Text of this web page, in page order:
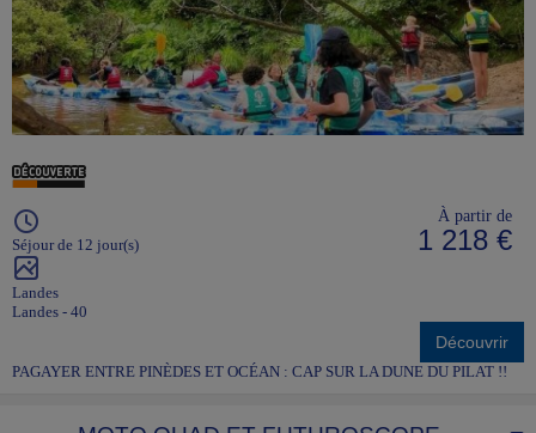
Séjour de 12 jour(s)
Landes
Landes - 40
À partir de
1 218 €
Découvrir
PAGAYER ENTRE PINÈDES ET OCÉAN : CAP SUR LA DUNE DU PILAT !!